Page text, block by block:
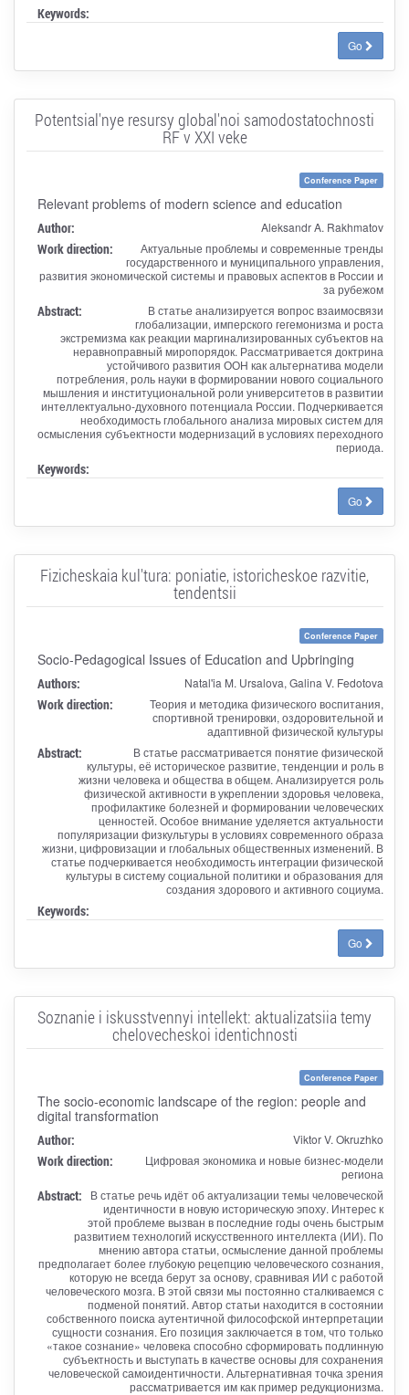
Keywords:
Go
Potentsial'nye resursy global'noi samodostatochnosti
RF v XXI veke
Conference Paper
Relevant problems of modern science and education
Author: Aleksandr A. Rakhmatov
Work direction:
Актуальные проблемы и современные тренды
государственного и муниципального управления,
развития экономической системы и правовых аспектов в России и
за рубежом
Abstract:
В статье анализируется вопрос взаимосвязи
глобализации, имперского гегемонизма и роста
экстремизма как реакции маргинализированных субъектов на
неравноправный миропорядок. Рассматривается доктрина
устойчивого развития ООН как альтернатива модели
потребления, роль науки в формировании нового социального
мышления и институциональной роли университетов в развитии
интеллектуально-духовного потенциала России. Подчеркивается
необходимость глобального анализа мировых систем для
осмысления субъектности модернизаций в условиях переходного
периода.
Keywords:
Go
Fizicheskaia kul'tura: poniatie, istoricheskoe razvitie,
tendentsii
Conference Paper
Socio-Pedagogical Issues of Education and Upbringing
Authors: Natal'ia M. Ursalova, Galina V. Fedotova
Work direction:
Теория и методика физического воспитания,
спортивной тренировки, оздоровительной и
адаптивной физической культуры
Abstract:
В статье рассматривается понятие физической
культуры, её историческое развитие, тенденции и роль в
жизни человека и общества в общем. Анализируется роль
физической активности в укреплении здоровья человека,
профилактике болезней и формировании человеческих
ценностей. Особое внимание уделяется актуальности
популяризации физкультуры в условиях современного образа
жизни, цифровизации и глобальных общественных изменений. В
статье подчеркивается необходимость интеграции физической
культуры в систему социальной политики и образования для
создания здорового и активного социума.
Keywords:
Go
Soznanie i iskusstvennyi intellekt: aktualizatsiia temy
chelovecheskoi identichnosti
Conference Paper
The socio-economic landscape of the region: people and
digital transformation
Author: Viktor V. Okruzhko
Work direction:
Цифровая экономика и новые бизнес-модели
региона
Abstract:
В статье речь идёт об актуализации темы человеческой
идентичности в новую историческую эпоху. Интерес к
этой проблеме вызван в последние годы очень быстрым
развитием технологий искусственного интеллекта (ИИ). По
мнению автора статьи, осмысление данной проблемы
предполагает более глубокую рецепцию человеческого сознания,
которую не всегда берут за основу, сравнивая ИИ с работой
человеческого мозга. В этой связи мы постоянно сталкиваемся с
подменой понятий. Автор статьи находится в состоянии
собственного поиска аутентичной философской интерпретации
сущности сознания. Его позиция заключается в том, что только
«такое сознание» человека способно сформировать подлинную
субъектность и выступать в качестве основы для сохранения
человеческой самоидентичности. Альтернативная точка зрения
рассматривается им как пример редукционизма.